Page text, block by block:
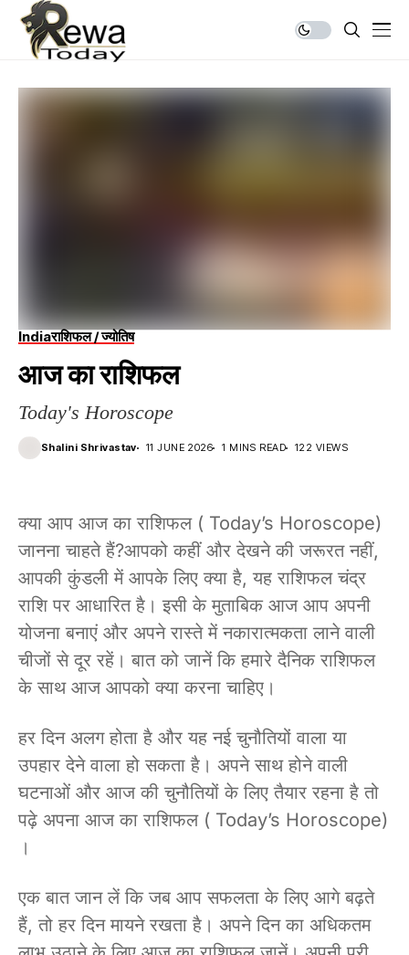
Indiaराशिफल / ज्योतिष
आज का राशिफल
Today's Horoscope
Shalini Shrivastav 11 JUNE 2026 1 MINS READ 122 VIEWS
क्या आप आज का राशिफल ( Today’s Horoscope)
जानना चाहते हैं?आपको कहीं और देखने की जरूरत नहीं,
आपकी कुंडली में आपके लिए क्या है, यह राशिफल चंद्र
राशि पर आधारित है। इसी के मुताबिक आज आप अपनी
योजना बनाएं और अपने रास्ते में नकारात्मकता लाने वाली
चीजों से दूर रहें। बात को जानें कि हमारे दैनिक राशिफल
के साथ आज आपको क्या करना चाहिए।
हर दिन अलग होता है और यह नई चुनौतियों वाला या
उपहार देने वाला हो सकता है। अपने साथ होने वाली
घटनाओं और आज की चुनौतियों के लिए तैयार रहना है तो
पढ़े अपना आज का राशिफल ( Today’s Horoscope)
।
एक बात जान लें कि जब आप सफलता के लिए आगे बढ़ते
हैं, तो हर दिन मायने रखता है। अपने दिन का अधिकतम